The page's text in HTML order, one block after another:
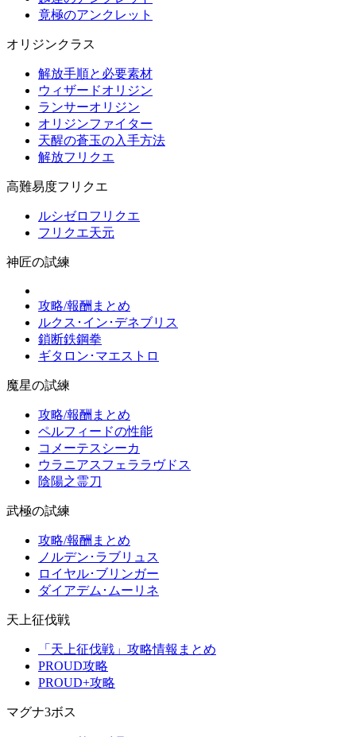
竟極のアンクレット
オリジンクラス
解放手順と必要素材
ウィザードオリジン
ランサーオリジン
オリジンファイター
天醒の蒼玉の入手方法
解放フリクエ
高難易度フリクエ
ルシゼロフリクエ
フリクエ天元
神匠の試練
攻略/報酬まとめ
ルクス･イン･デネブリス
鎖断鉄鋼拳
ギタロン･マエストロ
魔星の試練
攻略/報酬まとめ
ペルフィードの性能
コメーテスシーカ
ウラニアスフェララヴドス
陰陽之霊刀
武極の試練
攻略/報酬まとめ
ノルデン･ラブリュス
ロイヤル･ブリンガー
ダイアデム･ムーリネ
天上征伐戦
「天上征伐戦」攻略情報まとめ
PROUD攻略
PROUD+攻略
マグナ3ボス